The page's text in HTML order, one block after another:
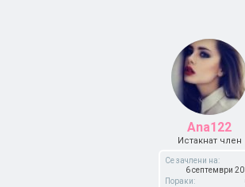
Ana122
Истакнат член
Се зачлени на:
6 септември
Пораки: